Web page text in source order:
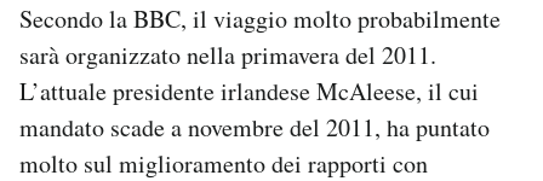
Secondo la BBC, il viaggio molto probabilmente
sarà organizzato nella primavera del 2011.
L’attuale presidente irlandese McAleese, il cui
mandato scade a novembre del 2011, ha puntato
molto sul miglioramento dei rapporti con